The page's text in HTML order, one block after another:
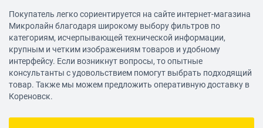
Покупатель легко сориентируется на сайте интернет-магазина
Микролайн благодаря широкому выбору фильтров по
категориям, исчерпывающей технической информации,
крупным и четким изображениям товаров и удобному
интерфейсу. Если возникнут вопросы, то опытные
консультанты с удовольствием помогут выбрать подходящий
товар. Также мы можем предложить оперативную доставку в
Кореновск.